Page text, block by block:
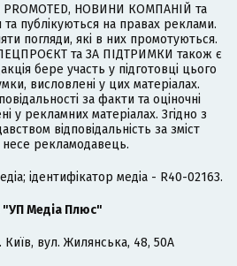
НОВИНИ КОМПАНІЙ та
публікуються на правах реклами.
погляди, які в них промотуються.
та ЗА ПІДТРИМКИ також є
бере участь у підготовці цього
висловлені у цих матеріалах.
за факти та оціночні
у рекламних матеріалах. Згідно з
відповідальність за зміст
рекламодавець.
ідентифікатор медіа - R40-02163.
Медіа Плюс"
Київ, вул. Жилянська, 48, 50А